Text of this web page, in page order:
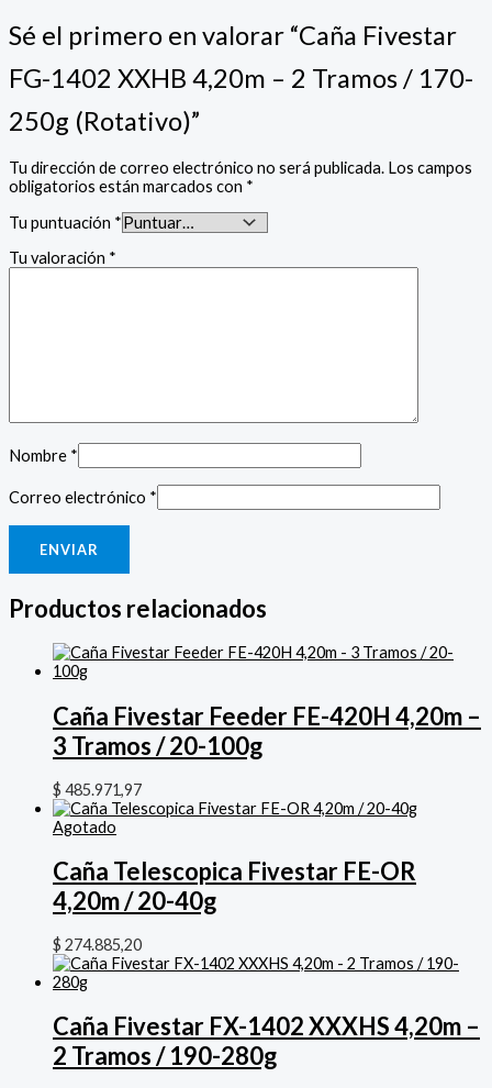
Sé el primero en valorar “Caña Fivestar
FG-1402 XXHB 4,20m – 2 Tramos / 170-
250g (Rotativo)”
Tu dirección de correo electrónico no será publicada. Los campos
obligatorios están marcados con *
Tu puntuación *
Tu valoración *
Nombre *
Correo electrónico *
Productos relacionados
Caña Fivestar Feeder FE-420H 4,20m –
3 Tramos / 20-100g
$ 485.971,97
Agotado
Caña Telescopica Fivestar FE-OR
4,20m / 20-40g
$ 274.885,20
Caña Fivestar FX-1402 XXXHS 4,20m –
2 Tramos / 190-280g